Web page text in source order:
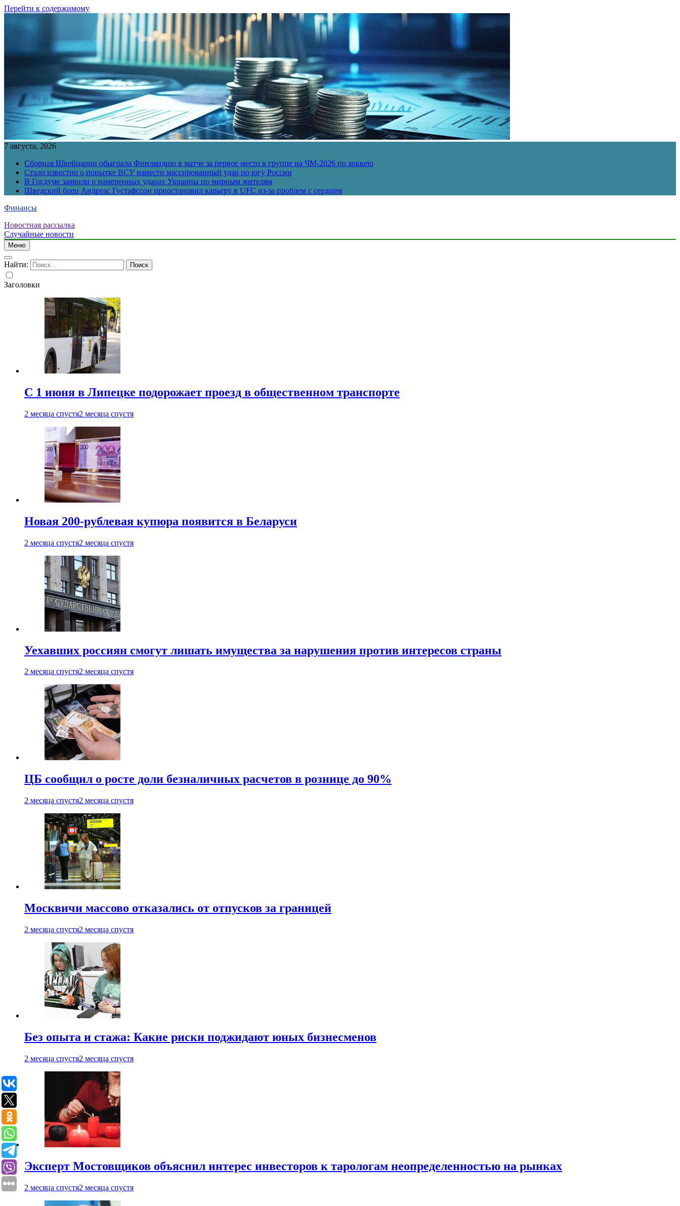
Перейти к содержимому
7 августа, 2026
Сборная Швейцарии обыграла Финляндию в матче за первое место в группе на ЧМ-2026 по хоккею
Стало известно о попытке ВСУ нанести массированный удар по югу России
В Госдуме заявили о намеренных ударах Украины по мирным жителям
Шведский боец Андреас Густафссон приостановил карьеру в UFC из-за проблем с сердцем
Финансы
Новостная рассылка
Случайные новости
Меню
Найти:
Заголовки
С 1 июня в Липецке подорожает проезд в общественном транспорте
2 месяца спустя2 месяца спустя
Новая 200-рублевая купюра появится в Беларуси
2 месяца спустя2 месяца спустя
Уехавших россиян смогут лишать имущества за нарушения против интересов страны
2 месяца спустя2 месяца спустя
ЦБ сообщил о росте доли безналичных расчетов в рознице до 90%
2 месяца спустя2 месяца спустя
Москвичи массово отказались от отпусков за границей
2 месяца спустя2 месяца спустя
Без опыта и стажа: Какие риски поджидают юных бизнесменов
2 месяца спустя2 месяца спустя
Эксперт Мостовщиков объяснил интерес инвесторов к тарологам неопределенностью на рынках
2 месяца спустя2 месяца спустя